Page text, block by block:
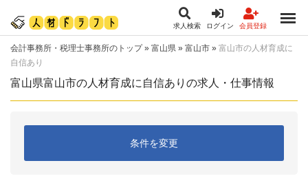
求人検索 ログイン 会員登録
会計事務所・税理士事務所のトップ» 富山県 » 富山市 » 富山市の人材育成に
自信あり
富山県富山市の人材育成に自信ありの求人・仕事情報
条件を変更